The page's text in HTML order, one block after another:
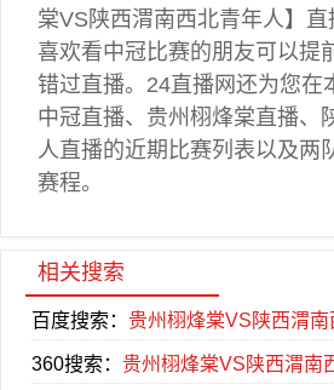
棠VS陕西渭南西北青年人】直
喜欢看中冠比赛的朋友可以提
错过直播。24直播网还为您在
中冠直播、贵州栩烽棠直播、
人直播的近期比赛列表以及两
赛程。
相关搜索
百度搜索： 贵州栩烽棠VS陕西渭南
360搜索： 贵州栩烽棠VS陕西渭南